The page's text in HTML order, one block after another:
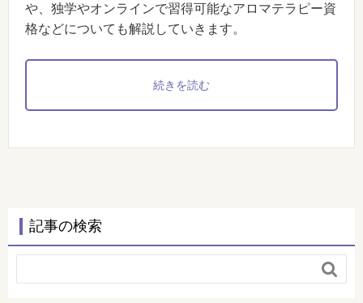
や、独学やオンラインで習得可能なアロマテラピー資
格などについても解説していきます。
続きを読む
記事の検索
